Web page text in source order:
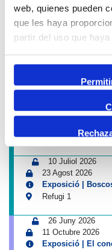
web, quienes pueden
que les haya
partir del uso que
12 Agost 2026
13 Agost 2026
16:00
01:00
Tancament accés
Km 0
Propers
4 Juliol 2026
Exposició |
Tinglado 2
10 Juliol 2026
23 Agost 2026
Exposició |
Refugi 1
26 Juny 2026
11 Octubre 2026
Exposició | El